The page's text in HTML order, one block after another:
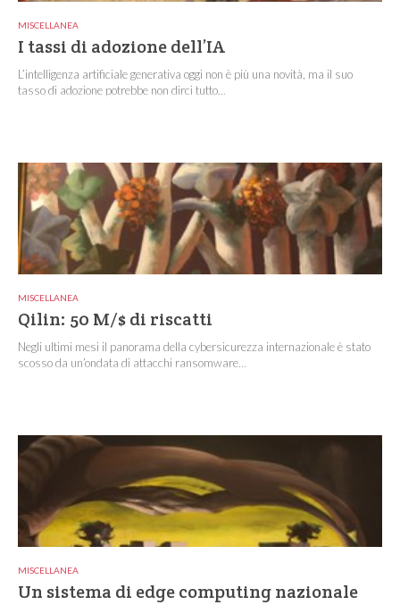
MISCELLANEA
I tassi di adozione dell’IA
L’intelligenza artificiale generativa oggi non è più una novità, ma il suo
tasso di adozione potrebbe non dirci tutto...
MISCELLANEA
Qilin: 50 M/$ di riscatti
Negli ultimi mesi il panorama della cybersicurezza internazionale è stato
scosso da un’ondata di attacchi ransomware...
MISCELLANEA
Un sistema di edge computing nazionale